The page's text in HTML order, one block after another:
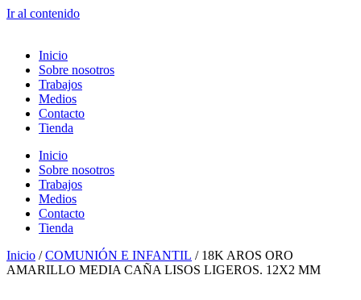
Ir al contenido
Inicio
Sobre nosotros
Trabajos
Medios
Contacto
Tienda
Inicio
Sobre nosotros
Trabajos
Medios
Contacto
Tienda
Inicio /COMUNIÓN E INFANTIL / 18K AROS ORO
AMARILLO MEDIA CAÑA LISOS LIGEROS. 12X2 MM